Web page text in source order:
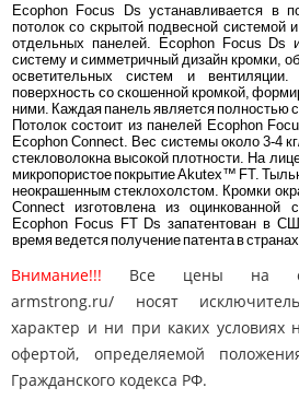
Ecophon Focus Ds устанавливается в
потолок со скрытой подвесной системой
отдельных панелей. Ecophon Focus Ds
систему и симметричный дизайн кромки,
осветительных систем и
поверхность со скошенной кромкой,
ними. Каждая панель является полностью
Потолок состоит из панелей Ecophon
Ecophon Connect. Вес системы около 3-4
стекловолокна высокой плотности. На
микропористое покрытие Akutex™ FT.
неокрашенным стеклохолстом. Кромки
Connect изготовлена из оцинкованной
Ecophon Focus FT Ds запатентован в
время ведется получение патента в
Внимание!!! Все цены на
armstrong.ru/ носят
характер и ни при каких условиях
офертой, определяемой
Гражданского кодекса РФ.